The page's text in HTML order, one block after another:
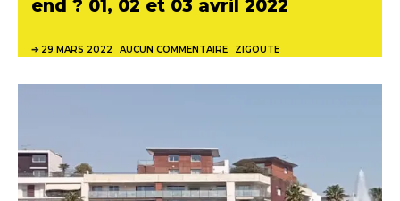
end ? 01, 02 et 03 avril 2022
29 MARS 2022 AUCUN COMMENTAIRE ZIGOUTE